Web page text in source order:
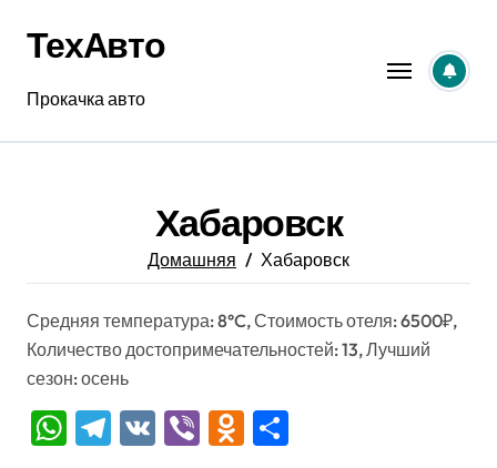
содержанию
ТехАвто
Прокачка авто
Хабаровск
Домашняя Хабаровск
Средняя температура: 8°C, Стоимость отеля: 6500₽,
Количество достопримечательностей: 13, Лучший
сезон: осень
WhatsApp
Telegram
VK ViberOdnoklassniki